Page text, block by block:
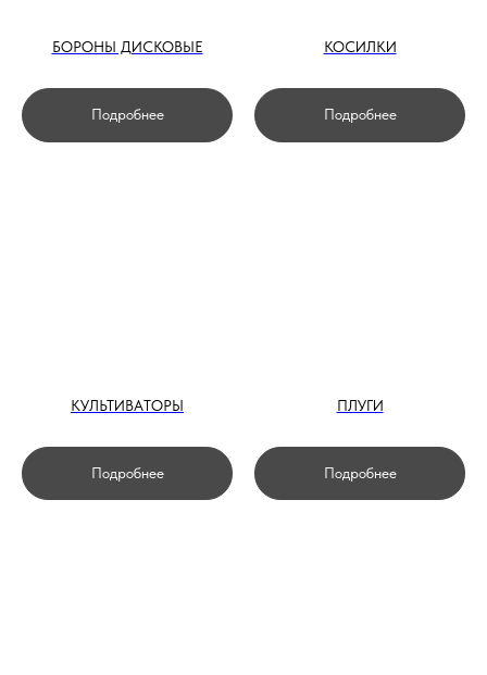
БОРОНЫ ДИСКОВЫЕ
Подробнее
КОСИЛКИ
Подробнее
КУЛЬТИВАТОРЫ
Подробнее
ПЛУГИ
Подробнее